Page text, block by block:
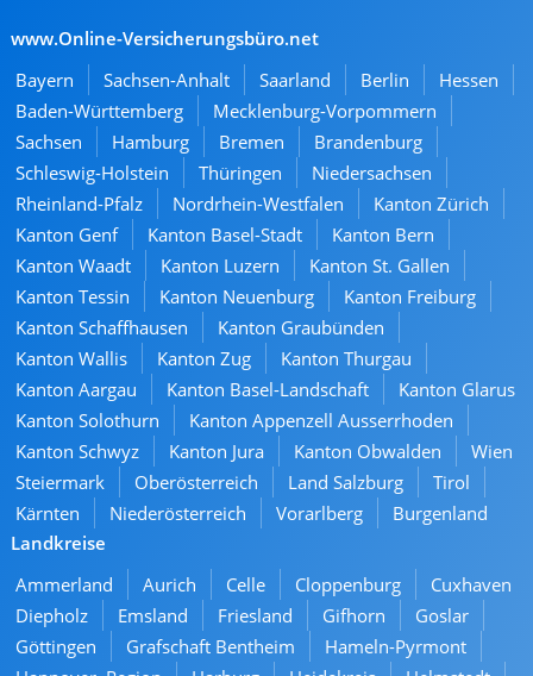
www.Online-Versicherungsbüro.net
Bayern
Sachsen-Anhalt Saarland Berlin
Hessen
Baden-Württemberg
Mecklenburg-Vorpommern
Sachsen
Hamburg Bremen
Brandenburg
Schleswig-Holstein
Thüringen
Niedersachsen
Rheinland-Pfalz
Nordrhein-Westfalen
Kanton Zürich
Kanton Genf
Kanton Basel-Stadt
Kanton Bern
Kanton Waadt
Kanton Luzern
Kanton St. Gallen
Kanton Tessin
Kanton Neuenburg
Kanton Freiburg
Kanton Schaffhausen
Kanton Graubünden
Kanton Wallis
Kanton Zug
Kanton Thurgau
Kanton Aargau
Kanton Basel-Landschaft
Kanton Glarus
Kanton Solothurn
Kanton Appenzell Ausserrhoden
Kanton Schwyz
Kanton Jura Kanton Obwalden
Wien
Steiermark
Oberösterreich Land Salzburg
Tirol
Kärnten
Niederösterreich Vorarlberg
Burgenland
Landkreise
Ammerland
Aurich Celle Cloppenburg
Cuxhaven
Diepholz
Emsland Friesland Gifhorn
Goslar
Göttingen
Grafschaft Bentheim
Hameln-Pyrmont